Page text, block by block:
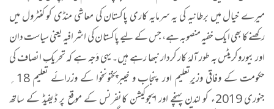
میرے خیال میں برطانیہ کی یہ سرمایہ کاری پاکستان کی معاشی منڈی کو کنٹرول میں
رکھنے کا بھی ایک خفیہ منصوبہ ہے، جس کے لیے پاکستان کی اشرافیہ یعنی سیاست دان
اور بیوروکریٹس بہ طور آلۂ کار کردار نبھا رہے ہیں۔ یہی وَجہ ہے کہ تحریکِ انصاف کی
حکومت کے وفاقی وزیرِتعلیم اور پنجاب و خیبرپختونخوا کے وزرائے تعلیم 18؍
جنوری 2019ء کو لندن پہنچے اور ایجوکیشن کانفرنس کے موقع پر ڈیفیڈ کے ساتھ